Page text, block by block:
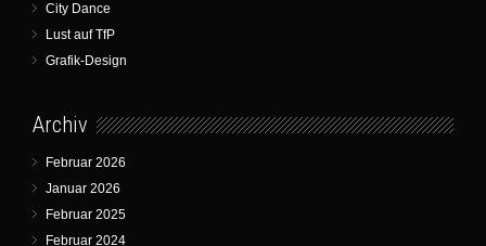
City Dance
Lust auf TfP
Grafik-Design
Archiv
Februar 2026
Januar 2026
Februar 2025
Februar 2024